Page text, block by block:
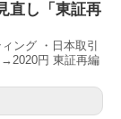
直し「東証再
ング ・日本取引
→2020円 東証再編